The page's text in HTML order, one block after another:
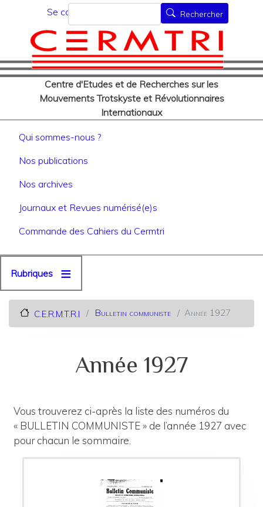
au
contenu
principal
Menu du compte de
Se connecter
Centre d'Etudes et de Recherches sur les
Mouvements Trotskyste et Révolutionnaires
Internationaux
Rechercher Rechercher
Navigation principale
Qui sommes-nous ?
Nos publications
Nos archives
Journaux et Revues numérisé(e)s
Commande des Cahiers du Cermtri
Rubriques
C.E.R.M.T.R.I Bulletin communiste Année 1927
Année 1927
Vous trouverez ci-après la liste des numéros du
« BULLETIN COMMUNISTE » de l’année 1927 avec
pour chacun le sommaire.